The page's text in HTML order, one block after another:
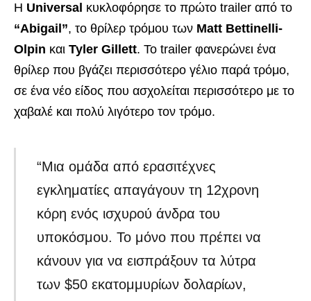
Η Universal κυκλοφόρησε το πρώτο trailer από το
“Abigail”, το θρίλερ τρόμου των Matt Bettinelli-
Olpin και Tyler Gillett. Το trailer φανερώνει ένα
θρίλερ που βγάζει περισσότερο γέλιο παρά τρόμο,
σε ένα νέο είδος που ασχολείται περισσότερο με το
χαβαλέ και πολύ λιγότερο τον τρόμο.
“Μια ομάδα από ερασιτέχνες
εγκληματίες απαγάγουν τη 12χρονη
κόρη ενός ισχυρού άνδρα του
υποκόσμου. Το μόνο που πρέπει να
κάνουν για να εισπράξουν τα λύτρα
των $50 εκατομμυρίων δολαρίων,